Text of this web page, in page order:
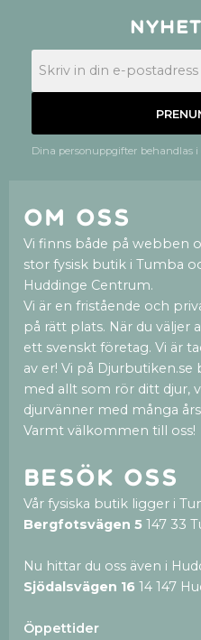
Dina personuppgifter behandlas
Om oss
Vi finns både på webben
stor fysisk butik i Tumba
Huddinge Centrum.
Vi är en fristående och
på rätt plats. När du väljer
ett svenskt företag. Vi är
av er! Vi på
med allt som rör ditt djur,
djurvänner med många
Varmt välkommen till oss!
Besök oss
Vår fysiska butik ligger i
Bergfotsvägen 5 147 33
Nu hittar du oss även i
Sjödalsvägen 16 14 147
Öppettider